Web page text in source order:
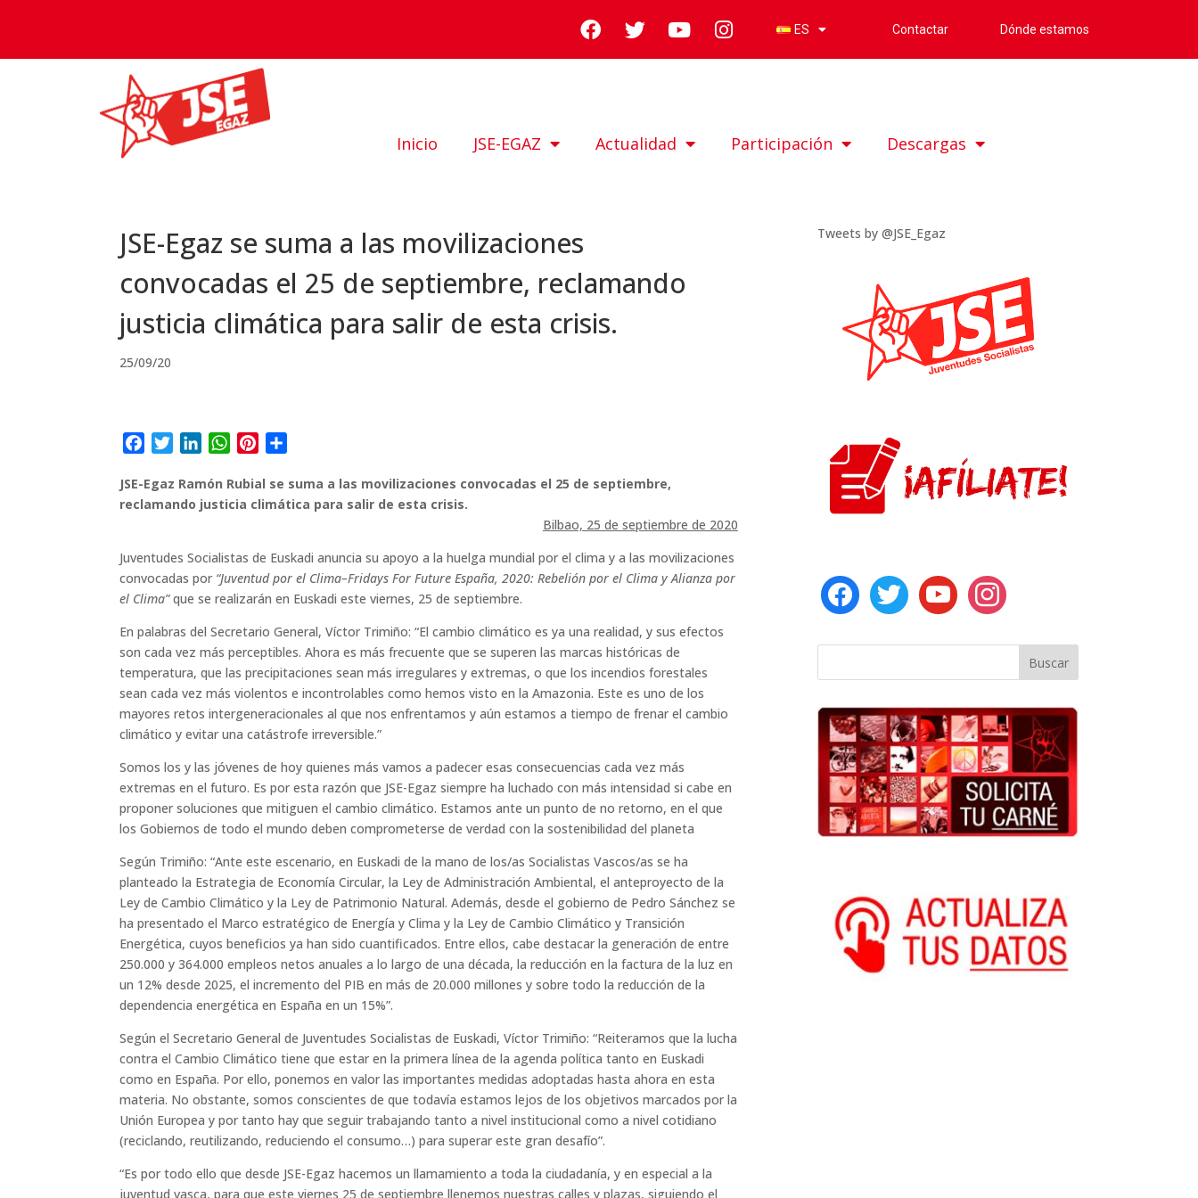
ES Contactar Dónde estamos
Inicio JSE-EGAZ Actualidad Participación Descargas
JSE-Egaz se suma a las movilizaciones
convocadas el 25 de septiembre, reclamando
justicia climática para salir de esta crisis.
25/09/20
c
e
o
o
k
i
t
r
n
k
d
I
n
W
a
t
A
p
p
n
t
e
s
m
p
r
t
i
JSE-Egaz Ramón Rubial se suma a las movilizaciones convocadas el 25 de septiembre,
reclamando justicia climática para salir de esta crisis.
Bilbao, 25 de septiembre de 2020
Juventudes Socialistas de Euskadi anuncia su apoyo a la huelga mundial por el clima y a las movilizaciones
convocadas por “Juventud por el Clima–Fridays For Future España, 2020: Rebelión por el Clima y Alianza por
el Clima”que se realizarán en Euskadi este viernes, 25 de septiembre.
En palabras del Secretario General, Víctor Trimiño: “El cambio climático es ya una realidad, y sus efectos
son cada vez más perceptibles. Ahora es más frecuente que se superen las marcas históricas de
temperatura, que las precipitaciones sean más irregulares y extremas, o que los incendios forestales
sean cada vez más violentos e incontrolables como hemos visto en la Amazonia. Este es uno de los
mayores retos intergeneracionales al que nos enfrentamos y aún estamos a tiempo de frenar el cambio
climático y evitar una catástrofe irreversible.”
Somos los y las jóvenes de hoy quienes más vamos a padecer esas consecuencias cada vez más
extremas en el futuro. Es por esta razón que JSE-Egaz siempre ha luchado con más intensidad si cabe en
proponer soluciones que mitiguen el cambio climático. Estamos ante un punto de no retorno, en el que
los Gobiernos de todo el mundo deben comprometerse de verdad con la sostenibilidad del planeta
Según Trimiño: “Ante este escenario, en Euskadi de la mano de los/as Socialistas Vascos/as se ha
planteado la Estrategia de Economía Circular, la Ley de Administración Ambiental, el anteproyecto de la
Ley de Cambio Climático y la Ley de Patrimonio Natural. Además, desde el gobierno de Pedro Sánchez se
ha presentado el Marco estratégico de Energía y Clima y la Ley de Cambio Climático y Transición
Energética, cuyos beneficios ya han sido cuantificados. Entre ellos, cabe destacar la generación de entre
250.000 y 364.000 empleos netos anuales a lo largo de una década, la reducción en la factura de la luz en
un 12% desde 2025, el incremento del PIB en más de 20.000 millones y sobre todo la reducción de la
dependencia energética en España en un 15%”.
Según el Secretario General de Juventudes Socialistas de Euskadi, Víctor Trimiño: “Reiteramos que la lucha
contra el Cambio Climático tiene que estar en la primera línea de la agenda política tanto en Euskadi
como en España. Por ello, ponemos en valor las importantes medidas adoptadas hasta ahora en esta
materia. No obstante, somos conscientes de que todavía estamos lejos de los objetivos marcados por la
Unión Europea y por tanto hay que seguir trabajando tanto a nivel institucional como a nivel cotidiano
(reciclando, reutilizando, reduciendo el consumo…) para superar este gran desafío”.
“Es por todo ello que desde JSE-Egaz hacemos un llamamiento a toda la ciudadanía, y en especial a la
juventud vasca, para que este viernes 25 de septiembre llenemos nuestras calles y plazas, siguiendo el
Tweets by @JSE_Egaz